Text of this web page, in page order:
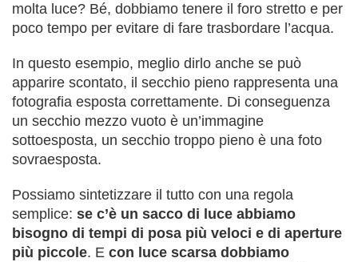
molta luce? Bé, dobbiamo tenere il foro stretto e per
poco tempo per evitare di fare trasbordare l’acqua.
In questo esempio, meglio dirlo anche se può
apparire scontato, il secchio pieno rappresenta una
fotografia esposta correttamente. Di conseguenza
un secchio mezzo vuoto è un’immagine
sottoesposta, un secchio troppo pieno è una foto
sovraesposta.
Possiamo sintetizzare il tutto con una regola
semplice: se c’è un sacco di luce abbiamo
bisogno di tempi di posa più veloci e di aperture
più piccole. E con luce scarsa dobbiamo